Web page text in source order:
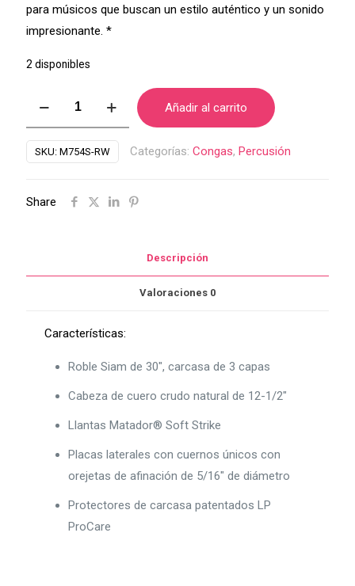
para músicos que buscan un estilo auténtico y un sonido
impresionante. *
2 disponibles
Matador
de
1/2″
Añadir al carrito
SKU: M754S-RW Categorías: Congas, Percusión
Share
Descripción
Valoraciones 0
Características:
Roble Siam de 30″, carcasa de 3 capas
Cabeza de cuero crudo natural de 12-1/2″
Llantas Matador® Soft Strike
Placas laterales con cuernos únicos con
orejetas de afinación de 5/16″ de diámetro
Protectores de carcasa patentados LP
ProCare